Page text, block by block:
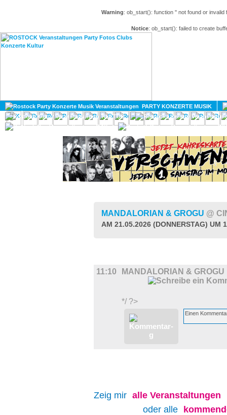
Warning: ob_start(): function '' not found or
Notice: ob_start(): failed to create
PARTY KONZERTE MUSIK
KULTUR
GAY
MANDALORIAN & GROGU @
AM 21.05.2026 (DONNERSTAG) UM
11:10 MANDALORIAN & GROGU
*/ ?>
Zeig mir alle Veranstaltungen
oder alle